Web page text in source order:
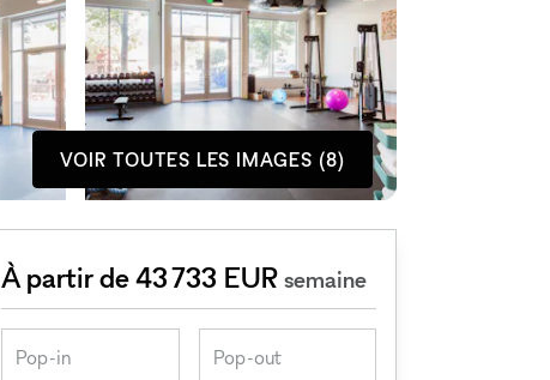
VOIR TOUTES LES IMAGES (8)
À partir de 43 733 EURsemaine